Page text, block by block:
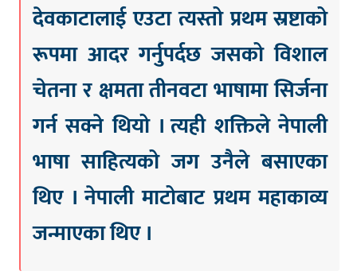
देवकाटालाई एउटा त्यस्तो प्रथम स्रष्टाको
रूपमा आदर गर्नुपर्दछ जसको विशाल
चेतना र क्षमता तीनवटा भाषामा सिर्जना
गर्न सक्ने थियो । त्यही शक्तिले नेपाली
भाषा साहित्यको जग उनैले बसाएका
थिए । नेपाली माटोबाट प्रथम महाकाव्य
जन्माएका थिए ।